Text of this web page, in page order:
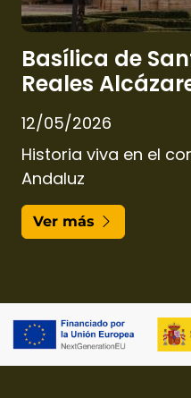
Basílica de
Reales
12/05/2026
Historia viva en el
Andaluz
Ver más